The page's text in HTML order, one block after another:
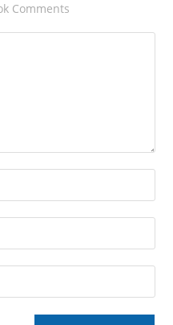
Comments